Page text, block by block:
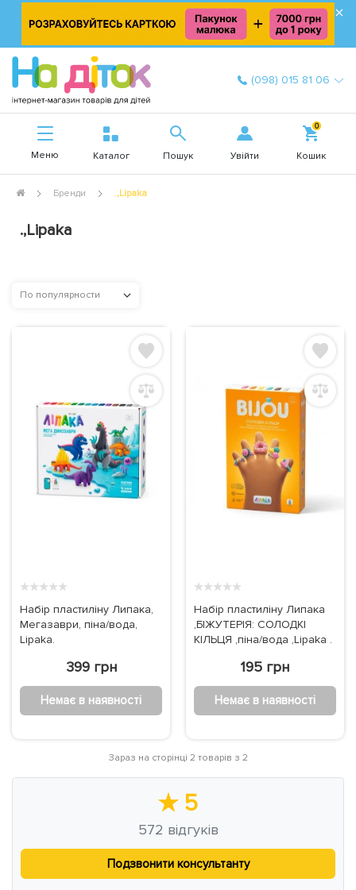
×
(098) 015 81 06
Меню Каталог Пошук Увійти
0
Кошик
Бренди .,Lipaka
.,Lipaka
По популярности
★★★★★
Набір пластиліну Липака,
Мегазаври, піна/вода,
Lipaka.
399 грн
Немає в наявності
★★★★★
Набір пластиліну Липака
,БІЖУТЕРІЯ: СОЛОДКІ
КІЛЬЦЯ ,піна/вода ,Lipaka .
195 грн
Немає в наявності
Зараз на сторінці 2 товарів з 2
★ 5
572 відгуків
Подзвонити консультанту